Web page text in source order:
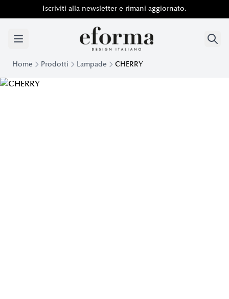
Iscriviti alla newsletter e rimani aggiornato.
Home Prodotti Lampade CHERRY
Lampada a sospensione Cherry | Eforma